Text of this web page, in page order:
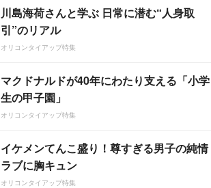
川島海荷さんと学ぶ 日常に潜む“人身取
引”のリアル
オリコンタイアップ特集
マクドナルドが40年にわたり支える「小学
生の甲子園」
オリコンタイアップ特集
イケメンてんこ盛り！尊すぎる男子の純情
ラブに胸キュン
オリコンタイアップ特集